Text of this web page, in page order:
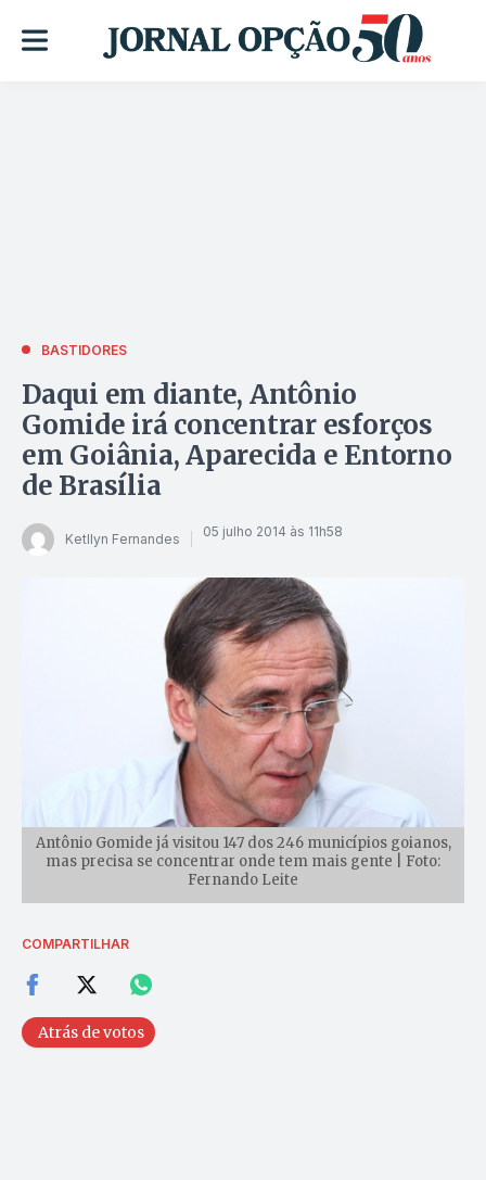
BASTIDORES
Daqui em diante, Antônio
Gomide irá concentrar esforços
em Goiânia, Aparecida e Entorno
de Brasília
Ketllyn Fernandes 05 julho 2014 às 11h58
Antônio Gomide já visitou 147 dos 246 municípios goianos,
mas precisa se concentrar onde tem mais gente | Foto:
Fernando Leite
COMPARTILHAR
Atrás de votos